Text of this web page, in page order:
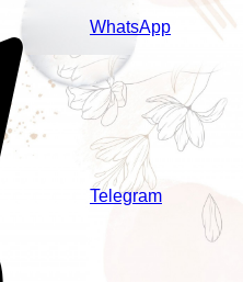
WhatsApp
Telegram